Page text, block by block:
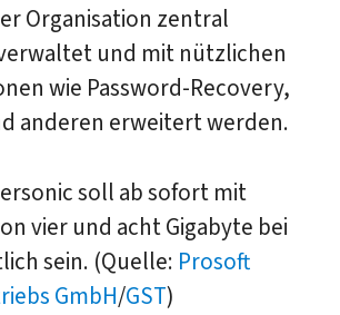
Organisation zentral
und mit nützlichen
wie Password-Recovery,
anderen erweitert werden.
soll ab sofort mit
vier und acht Gigabyte bei
sein. (Quelle: Prosoft
GmbH/GST)